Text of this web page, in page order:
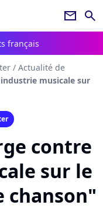
newsletter search
français
/ Actualité de
musicale sur
contre
sur le
chanson"